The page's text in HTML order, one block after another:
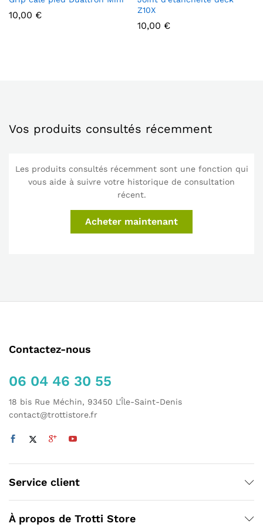
10,00 €
Z10X
10,00 €
Vos produits consultés récemment
Les produits consultés récemment sont une fonction qui
vous aide à suivre votre historique de consultation
récent.
Acheter maintenant
Contactez-nous
06 04 46 30 55
18 bis Rue Méchin, 93450 L'Île-Saint-Denis
contact@trottistore.fr
Service client
À propos de Trotti Store